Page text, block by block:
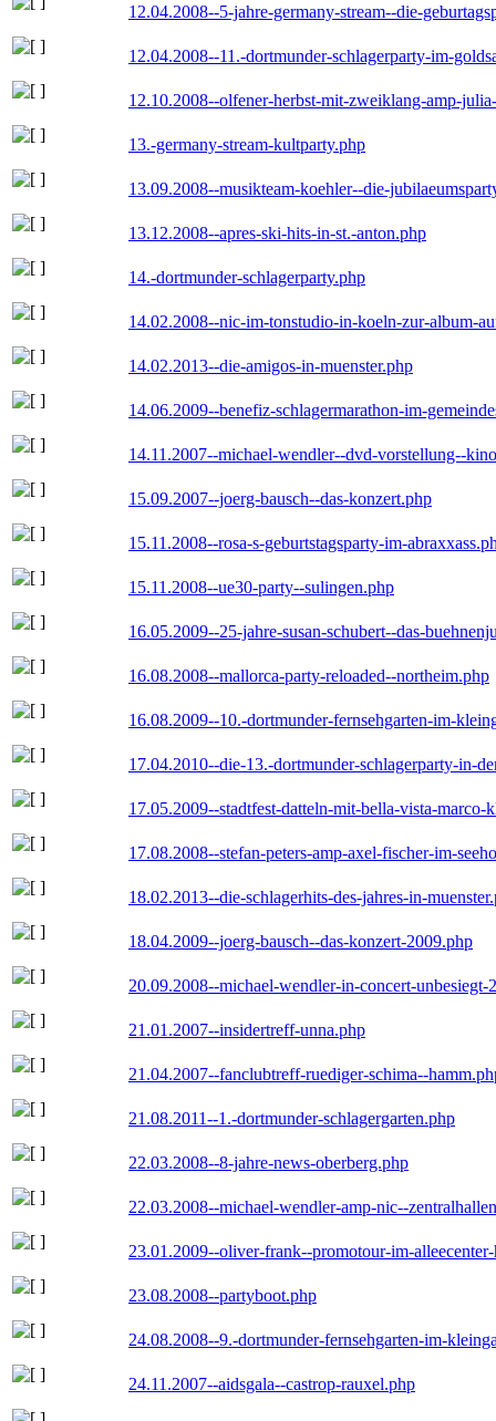
12.04.2008--5-jahre-germany-stream--die-
12.04.2008--11.-dortmunder-schlagerparty-im-
12.10.2008--olfener-herbst-mit-zweiklang-amp-
13.-germany-stream-kultparty.php
13.09.2008--musikteam-koehler--die-
13.12.2008--apres-ski-hits-in-st.-anton.php
14.-dortmunder-schlagerparty.php
14.02.2008--nic-im-tonstudio-in-koeln-zur-album-
14.02.2013--die-amigos-in-muenster.php
14.06.2009--benefiz-schlagermarathon-im-
14.11.2007--michael-wendler--dvd-vorstellung--
15.09.2007--joerg-bausch--das-konzert.php
15.11.2008--rosa-s-geburtstagsparty-im-
15.11.2008--ue30-party--sulingen.php
16.05.2009--25-jahre-susan-schubert--das-
16.08.2008--mallorca-party-reloaded--northeim.php
16.08.2009--10.-dortmunder-fernsehgarten-im-
17.04.2010--die-13.-dortmunder-schlagerparty-in-
17.05.2009--stadtfest-datteln-mit-bella-vista-marco-
17.08.2008--stefan-peters-amp-axel-fischer-im-
18.02.2013--die-schlagerhits-des-jahres-in-
18.04.2009--joerg-bausch--das-konzert-2009.php
20.09.2008--michael-wendler-in-concert-unbesiegt-
21.01.2007--insidertreff-unna.php
21.04.2007--fanclubtreff-ruediger-schima--
21.08.2011--1.-dortmunder-schlagergarten.php
22.03.2008--8-jahre-news-oberberg.php
22.03.2008--michael-wendler-amp-nic--
23.01.2009--oliver-frank--promotour-im-
23.08.2008--partyboot.php
24.08.2008--9.-dortmunder-fernsehgarten-im-
24.11.2007--aidsgala--castrop-rauxel.php